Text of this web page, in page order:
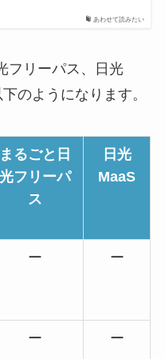
あわせて読みたい
フリーパス、日光
のようになります。
まるごと日
光フリーパ
ス
日光
MaaS
ー ー
ー ー